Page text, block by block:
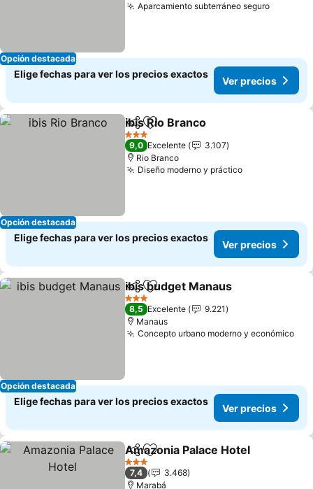
Opción destacada
Aparcamiento subterráneo seguro
Elige fechas para ver los precios exactos
Ver precios
Opción destacada
CompartirAgregar a favoritos
ibis Rio Branco
3 Estrellas
9,0 Excelente
3.107
Rio Branco
Diseño moderno y práctico
Elige fechas para ver los precios exactos
Ver precios
Opción destacada
CompartirAgregar a favoritos
ibis budget Manaus
3 Estrellas
8,5 Excelente
9.221
Manaus
Concepto urbano moderno y económico
Elige fechas para ver los precios exactos
Ver precios
CompartirAgregar a favoritos
Amazonia Palace Hotel
3 Estrellas
7,4
3.468
Marabá